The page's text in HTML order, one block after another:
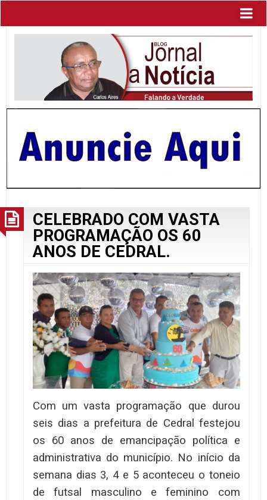
CELEBRADO COM VASTA
PROGRAMAÇÃO OS 60
ANOS DE CEDRAL.
Com um vasta programação que durou
seis dias a prefeitura de Cedral festejou
os 60 anos de emancipação política e
administrativa do município. No início da
semana dias 3, 4 e 5 aconteceu o toneio
de futsal masculino e feminino com